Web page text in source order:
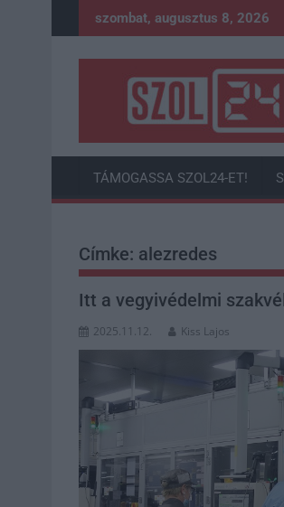
to
szombat, augusztus 8, 2026
TÁMOGASSA SZOL24-ET!
Címke: alezredes
Itt a vegyivédelmi
2025.11.12. Kiss Lajos